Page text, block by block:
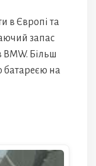
в Європі та
запас
BMW. Більш
батареєю на